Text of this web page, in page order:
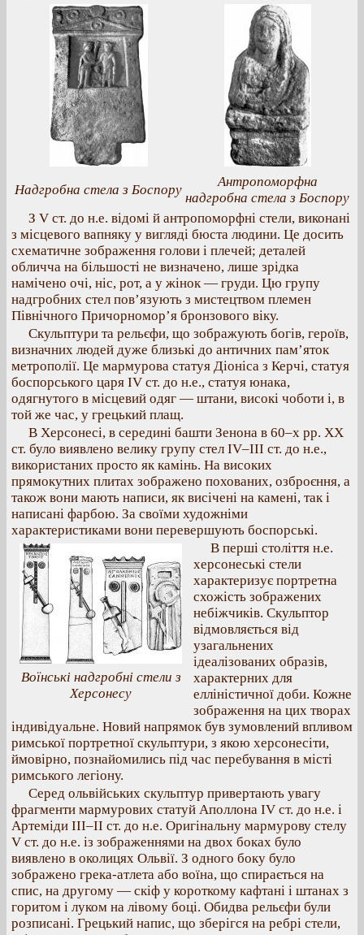
Надгробна стела з Боспору
Антропоморфна
надгробна стела з Боспору
З V ст. до н.е. відомі й антропоморфні стели, виконані
з місцевого вапняку у вигляді бюста людини. Це досить
схематичне зображення голови і плечей; деталей
обличча на більшості не визначено, лише зрідка
намічено очі, ніс, рот, а у жінок — груди. Цю групу
надгробних стел пов’язують з мистецтвом племен
Північного Причорномор’я бронзового віку.
Скульптури та рельєфи, що зображують богів, героїв,
визначних людей дуже близькі до античних пам’яток
метрополії. Це мармурова статуя Діоніса з Керчі, статуя
боспорського царя IV ст. до н.е., статуя юнака,
одягнутого в місцевий одяг — штани, високі чоботи і, в
той же час, у грецький плащ.
В Херсонесі, в середині башти Зенона в 60–х рр. ХХ
ст. було виявлено велику групу стел IV–III ст. до н.е.,
використаних просто як камінь. На високих
прямокутних плитах зображено похованих, озброєння, а
також вони мають написи, як висічені на камені, так і
написані фарбою. За своїми художніми
характеристиками вони перевершують боспорські.
Воїнські надгробні стели з
Херсонесу
В перші століття н.е.
херсонеські стели
характеризує портретна
схожість зображених
небіжчиків. Скульптор
відмовляється від
узагальнених
ідеалізованих образів,
характерних для
елліністичної доби. Кожне
зображення на цих творах
індивідуальне. Новий напрямок був зумовлений впливом
римської портретної скульптури, з якою херсонесіти,
ймовірно, познайомились під час перебування в місті
римського легіону.
Серед ольвійських скульптур привертають увагу
фрагменти мармурових статуй Аполлона IV ст. до н.е. і
Артеміди ІІІ–ІІ ст. до н.е. Оригінальну мармурову стелу
V ст. до н.е. із зображеннями на двох боках було
виявлено в околицях Ольвії. З одного боку було
зображено грека-атлета або воїна, що спирається на
спис, на другому — скіф у короткому кафтані і штанах з
горитом і луком на лівому боці. Обидва рельєфи були
розписані. Грецький напис, що зберігся на ребрі стели,